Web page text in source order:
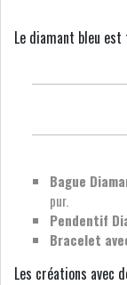
Le diamant bleu
Bague
pur.
Pendentif
Bracelet
Les créations avec